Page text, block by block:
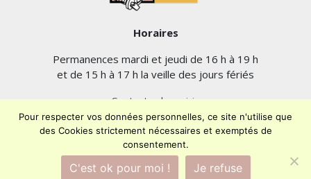
Horaires
Permanences mardi et jeudi de 16 h à 19 h
et de 15 h à 17 h la veille des jours fériés
Contacter la mairie
Plan du site
Mentions légales
Confidentialité
Accessibilité (en cours)
Pour respecter vos données personnelles, ce site n'utilise que
des Cookies strictement nécessaires et exemptés de
consentement.
C'est ok pour moi ! Je refuse